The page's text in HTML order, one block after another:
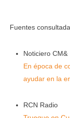
Fuentes
Noticiero CM&
En época de
ayudar en la
RCN Radio